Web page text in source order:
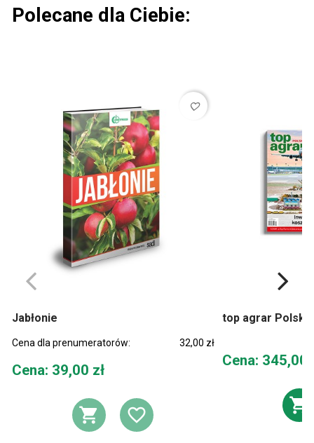
Polecane dla Ciebie:
favorite_border
Jabłonie
Cena dla prenumeratorów: 32,00 zł
Cena
Cena: 39,00 zł
DODAJ DO KOSZYKA
DODAJ DO
top agrar Polska
Cena
Cena: 345,00